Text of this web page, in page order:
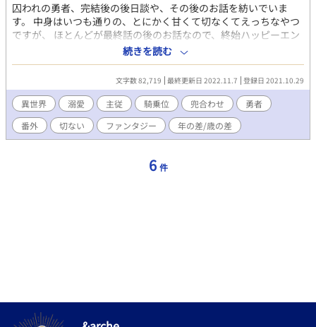
囚われの勇者、完結後の後日談や、その後のお話を紡いでいま
す。 中身はいつも通りの、とにかく甘くて切なくてえっちなやつ
ですが、 ほとんどが最終話の後のお話なので、終始ハッピーエン
ドです！ 最終話で約束されていたロッソとのあれそれで、初めて
のキスに翻弄されまくったロッソがリバって3Pでめちゃくちゃに
されるお話の他は、R指定がつかない程度のお話ですが、あれか
らの彼らの様子を、よろしければ覗いてみてください。 ---- 目 次
---- 北の山から戻った3人のお話（R18） バレンタインのお話1 バ
レンタインのお話2 ホワイトデーのお話 初めての恋を、どうして
も告げられない男のお話(盗賊団時代・カース視点) 落成式の日
に、蟹を食べるお話 梅雨の日に、空色を想うお話 ベビードールを
り) 秋の月夜に、昔を懐かしむお話 19歳のリンデルが見た夢のお
https://www.alphapolis.co.jp/novel/547033129/115548522
続きを読む
文字数 82,719 最終更新日 2022.11.7 登録日 2021.10.29
異世界 溺愛 主従 騎乗位 兜合わせ
勇者
番外
切ない ファンタジー 年の差/歳の差
6 件